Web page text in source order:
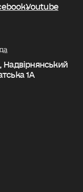
Youtube
Надвірнянський
1А